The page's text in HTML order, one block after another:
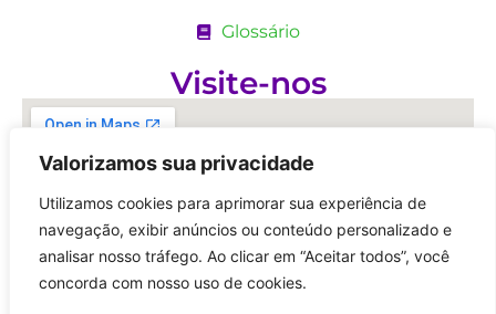
Valorizamos sua privacidade
Utilizamos cookies para aprimorar sua experiência de
navegação, exibir anúncios ou conteúdo personalizado e
analisar nosso tráfego. Ao clicar em “Aceitar todos”, você
concorda com nosso uso de cookies.
Glossário
Visite-nos